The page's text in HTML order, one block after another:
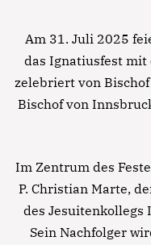
Am 31. Juli 2025
das Ignatiusfest mit
zelebriert von
Bischof von
Im Zentrum des
P. Christian Marte,
des Jesuitenkollegs
Sein Nachfolger